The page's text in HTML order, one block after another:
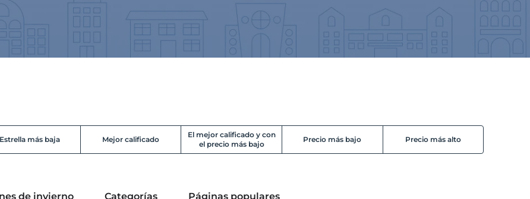
Estrella más baja Mejor calificado
El mejor calificado y con
el precio más bajo
Precio más bajo Precio más alto
de invierno Categorías Páginas populares